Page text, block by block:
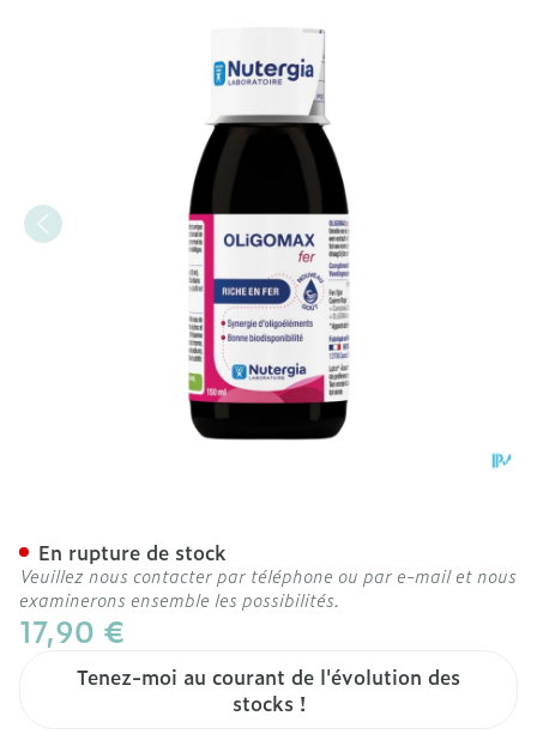
17,90 €
Tenez-moi au courant de l'évolution des
stocks !
En rupture de stock
Veuillez nous contacter par téléphone ou par e-mail et nous
examinerons ensemble les possibilités.